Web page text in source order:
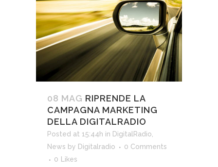
08 MAG RIPRENDE LA
CAMPAGNA MARKETING
DELLA DIGITALRADIO
Posted at 15:44h in DigitalRadio
News by Digitalradio
0 Comments
0
Likes